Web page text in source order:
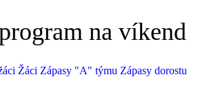
na víkend
Žáci Zápasy "A" týmu Zápasy dorostu